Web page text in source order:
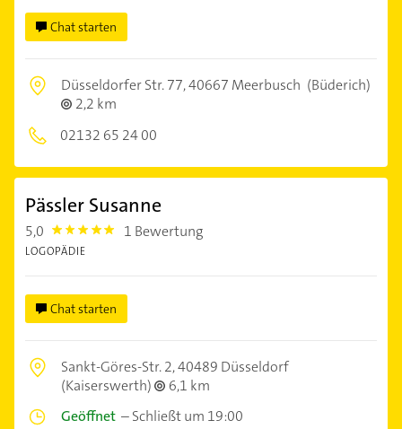
Chat starten
Düsseldorfer Str. 77,40667 Meerbusch (Büderich)
2,2 km
02132 65 24 00
Pässler Susanne
5,0 5.0 1 Bewertung
LOGOPÄDIE
Chat starten
Sankt-Göres-Str. 2,40489 Düsseldorf
(Kaiserswerth)
6,1 km
Geöffnet –Schließt um 19:00